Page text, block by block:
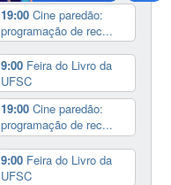
19:00Cine paredão:
programação de rec...
9:00 Feira do Livro da
UFSC
19:00Cine paredão:
programação de rec...
9:00 Feira do Livro da
UFSC